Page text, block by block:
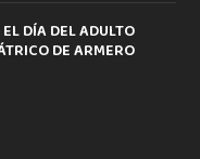
DÍA DEL ADULTO
DE ARMERO